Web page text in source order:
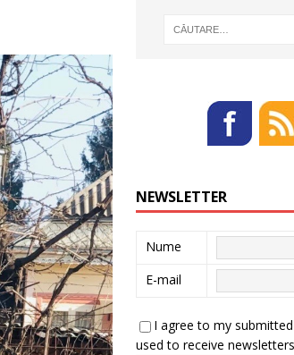
NEWSLETTER
Nume
E-mail
I agree to my
used to receive newsletters